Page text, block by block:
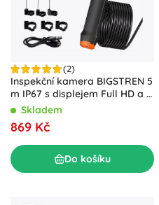
(2)
Inspekční kamera BIGSTREN 5
m IP67 s displejem Full HD a 8
LEDSkladem
869 Kč
Do košíku